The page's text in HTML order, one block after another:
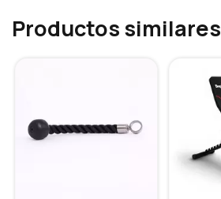
Productos similares